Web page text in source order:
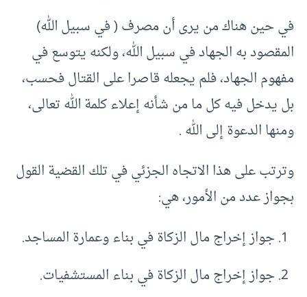
في حين هناك من يرى أن مصرف ( في سبيل الله)
المقصود به الجهاد في سبيل الله، ولكنه يتوسع في
مفهوم الجهاد، فلم يجعله قاصرا على القتال فحسب،
بل يدخل فيه كل ما من شأنه إعلاء كلمة الله تعالى،
ومنها الدعوة إلى الله .
وترتب على هذا الاتجاه الجزئي في تلك القضية القول
بجواز عدد من الأمور، هي:
جواز إخراج مال الزكاة في بناء وعمارة المساجد.
جواز إخراج مال الزكاة في بناء المستشفيات.